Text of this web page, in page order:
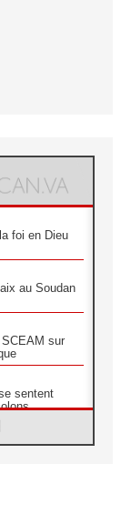
foi en Dieu
au Soudan
sur
sentent
Dame du